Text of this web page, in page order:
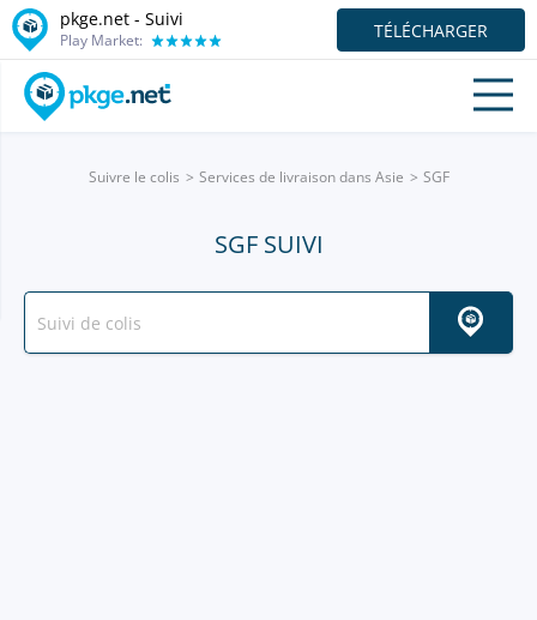
pkge.net - Suivi
Play Market: TÉLÉCHARGER
Suivre le colis Services de livraison dans Asie SGF
SGF SUIVI